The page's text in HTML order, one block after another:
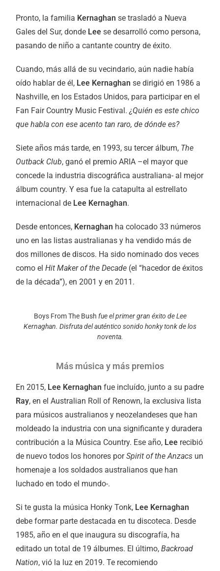
Pronto, la familia Kernaghan se trasladó a Nueva
Gales del Sur, donde Leese desarrolló como persona,
pasando de niño a cantante country de éxito.
Cuando, más allá de su vecindario, aún nadie había
oído hablar de él, Lee Kernaghan se dirigió en 1986 a
Nashville, en los Estados Unidos, para participar en el
Fan Fair Country Music Festival.¿Quién es este chico
que habla con ese acento tan raro, de dónde es?
Siete años más tarde, en 1993, su tercer álbum, The
Outback Club, ganó el premio ARIA –el mayor que
concede la industria discográfica australiana- al mejor
álbum country. Y esa fue la catapulta al estrellato
internacional de Lee Kernaghan.
Desde entonces, Kernaghan ha colocado 33 números
uno en las listas australianas y ha vendido más de
dos millones de discos. Ha sido nominado dos veces
como elHit Maker of the Decade (el “hacedor de éxitos
de la década”), en 2001 y en 2011.
Boys From The Bush fue el primer gran éxito de Lee
Kernaghan. Disfruta del auténtico sonido honky tonk de los
noventa.
Más música y más premios
En 2015, Lee Kernaghan fue incluído, junto a su padre
Ray, en el Australian Roll of Renown, la exclusiva lista
para músicos australianos y neozelandeses que han
moldeado la industria con una significante y duradera
contribución a la Música Country. Ese año, Lee recibió
de nuevo todos los honores porSpirit of the Anzacs un
homenaje a los soldados australianos que han
luchado en todo el mundo-.
Si te gusta la música Honky Tonk, Lee Kernaghan
debe formar parte destacada en tu discoteca. Desde
1985, año en el que inaugura su discografía, ha
editado un total de 19 álbumes. El último,Backroad
Nation, vió la luz en 2019. Te recomiendo